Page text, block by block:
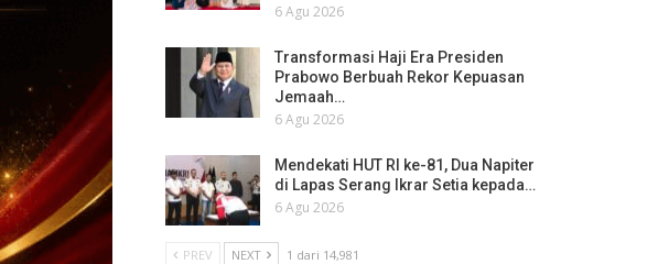
6 Agu 2026
Transformasi Haji Era Presiden
Prabowo Berbuah Rekor Kepuasan
Jemaah…
6 Agu 2026
Mendekati HUT RI ke-81, Dua Napiter
di Lapas Serang Ikrar Setia kepada…
6 Agu 2026
PREV NEXT 1 dari 14,981